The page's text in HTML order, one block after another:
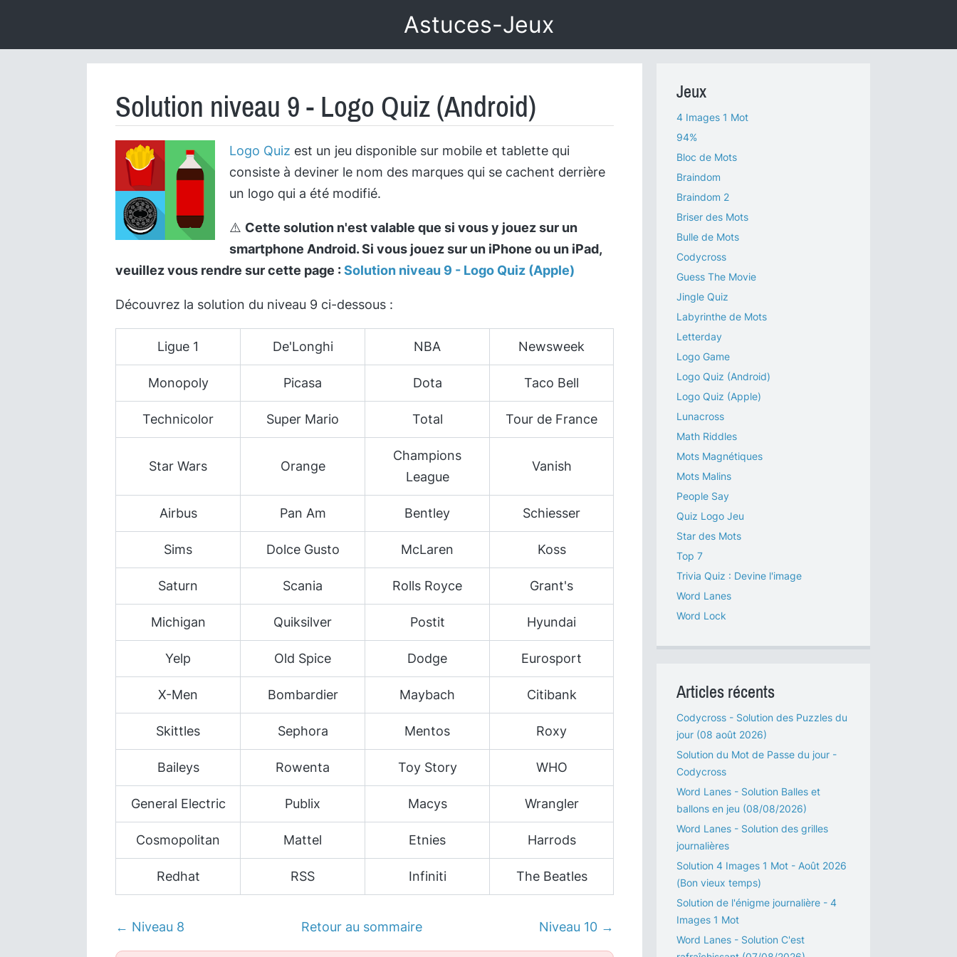
Astuces-Jeux
Solution niveau 9 - Logo Quiz (Android)
Logo Quiz est un jeu disponible sur mobile et tablette qui
consiste à deviner le nom des marques qui se cachent derrière
un logo qui a été modifié.
⚠️ Cette solution n'est valable que si vous y jouez sur un
smartphone Android. Si vous jouez sur un iPhone ou un iPad,
veuillez vous rendre sur cette page :Solution niveau 9 - Logo Quiz (Apple)
Découvrez la solution du niveau 9 ci-dessous :
Ligue 1 De'Longhi NBA Newsweek
Monopoly Picasa Dota Taco Bell
Technicolor Super Mario Total Tour de France
Star Wars Orange
Champions
League
Vanish
Airbus Pan Am Bentley Schiesser
Sims Dolce Gusto McLaren Koss
Saturn Scania Rolls Royce Grant's
Michigan Quiksilver Postit Hyundai
Yelp Old Spice Dodge Eurosport
X-Men Bombardier Maybach Citibank
Skittles Sephora Mentos Roxy
Baileys Rowenta Toy Story WHO
General Electric Publix Macys Wrangler
Cosmopolitan Mattel Etnies Harrods
Redhat RSS Infiniti The Beatles
← Niveau 8 Retour au sommaire Niveau 10 →
Jeux
4 Images 1 Mot
94%
Bloc de Mots
Braindom
Braindom 2
Briser des Mots
Bulle de Mots
Codycross
Guess The Movie
Jingle Quiz
Labyrinthe de Mots
Letterday
Logo Game
Logo Quiz (Android)
Logo Quiz (Apple)
Lunacross
Math Riddles
Mots Magnétiques
Mots Malins
People Say
Quiz Logo Jeu
Star des Mots
Top 7
Trivia Quiz : Devine l'image
Word Lanes
Word Lock
Articles récents
Codycross - Solution des Puzzles du
jour (08 août 2026)
Solution du Mot de Passe du jour -
Codycross
Word Lanes - Solution Balles et
ballons en jeu (08/08/2026)
Word Lanes - Solution des grilles
journalières
Solution 4 Images 1 Mot - Août 2026
(Bon vieux temps)
Solution de l'énigme journalière - 4
Images 1 Mot
Word Lanes - Solution C'est